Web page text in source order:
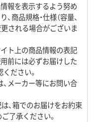
報を表示するよう努め
商品規格・仕様（容量、
更される場合がございま
ト上の商品情報の表記
前には必ずお届けした
ださい。
メーカー等にお問い合
は、箱でのお届けをお約束
了承ください。